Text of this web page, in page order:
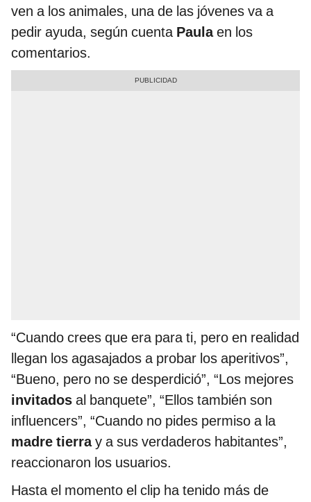
ven a los animales, una de las jóvenes va a
pedir ayuda, según cuenta Paulaen los
comentarios.
“Cuando crees que era para ti, pero en realidad
llegan los agasajados a probar los aperitivos”,
“Bueno, pero no se desperdició”, “Los mejores
invitados al banquete”, “Ellos también son
influencers”, “Cuando no pides permiso a la
madre tierray a sus verdaderos habitantes”,
reaccionaron los usuarios.
Hasta el momento el clip ha tenido más de